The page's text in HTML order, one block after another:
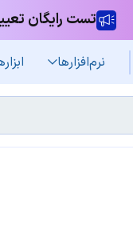
تست رایگان
نرم‌افزار‌ها